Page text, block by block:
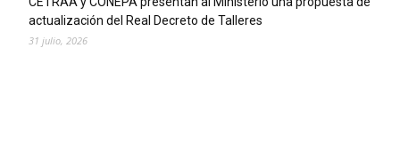
actualización del Real Decreto de Talleres
31 julio, 2026